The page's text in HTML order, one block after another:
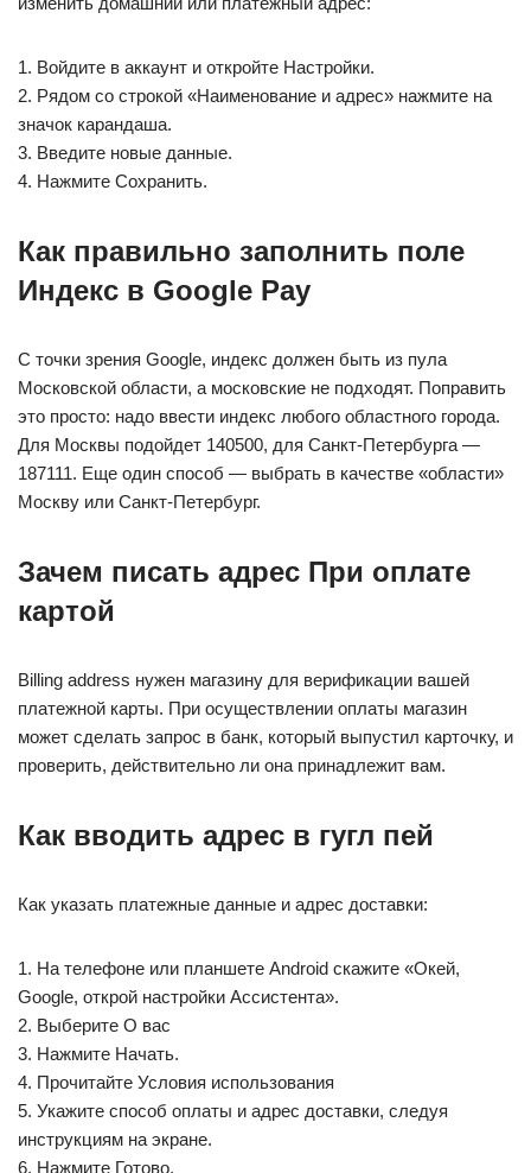
1. Войдите в аккаунт и откройте Настройки.
2. Рядом со строкой «Наименование и адрес» нажмите на
значок карандаша.
3. Введите новые данные.
4. Нажмите Сохранить.
Как правильно заполнить поле
Индекс в Google Pay
С точки зрения Google, индекс должен быть из пула
Московской области, а московские не подходят. Поправить
это просто: надо ввести индекс любого областного города.
Для Москвы подойдет 140500, для Санкт-Петербурга —
187111. Еще один способ — выбрать в качестве «области»
Москву или Санкт-Петербург.
Зачем писать адрес При оплате
картой
Billing address нужен магазину для верификации вашей
платежной карты. При осуществлении оплаты магазин
может сделать запрос в банк, который выпустил карточку, и
проверить, действительно ли она принадлежит вам.
Как вводить адрес в гугл пей
Как указать платежные данные и адрес доставки:
1. На телефоне или планшете Android скажите «Окей,
Google, открой настройки Ассистента».
2. Выберите О вас
3. Нажмите Начать.
4. Прочитайте Условия использования
5. Укажите способ оплаты и адрес доставки, следуя
инструкциям на экране.
6. Нажмите Готово.